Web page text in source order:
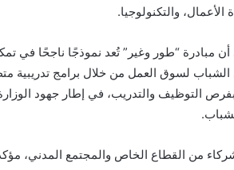
الأعمال، والتكنولوجيا.
مبادرة “طور وغير” تُعد نموذجًا ناجحًا في
لسوق العمل من خلال برامج تدريبية
التوظيف والتدريب، في إطار جهود
من القطاع الخاص والمجتمع المدني،